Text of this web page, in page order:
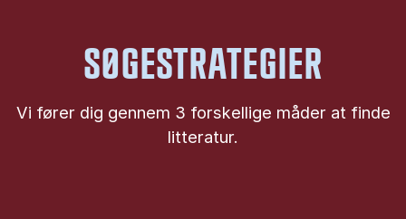
SØGESTRATEGIER
Vi fører dig gennem 3 forskellige måder at finde
litteratur.